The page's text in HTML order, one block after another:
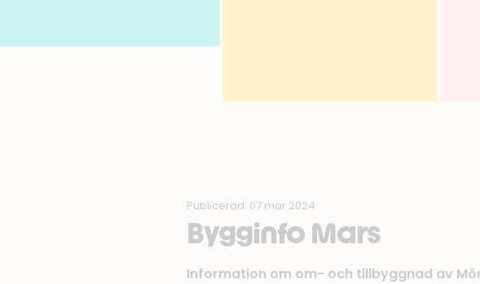
Publicerad: 07 mar 2024
Bygginfo Mars
Information om om- och tillbyggnad av